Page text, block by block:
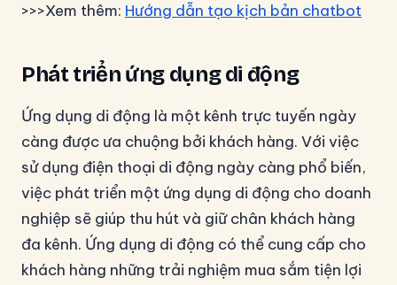
>>>Xem thêm: Hướng dẫn tạo kịch bản chatbot
Phát triển ứng dụng di động
Ứng dụng di động là một kênh trực tuyến ngày
càng được ưa chuộng bởi khách hàng. Với việc
sử dụng điện thoại di động ngày càng phổ biến,
việc phát triển một ứng dụng di động cho doanh
nghiệp sẽ giúp thu hút và giữ chân khách hàng
đa kênh. Ứng dụng di động có thể cung cấp cho
khách hàng những trải nghiệm mua sắm tiện lợi